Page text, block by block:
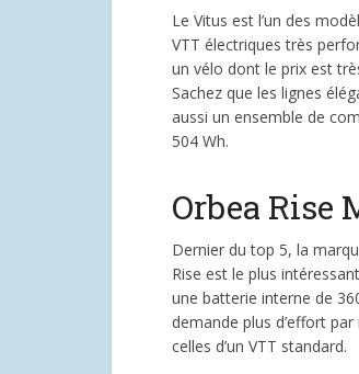
Le Vitus est l’un des
VTT électriques très
un vélo dont le prix est
Sachez que les lignes
aussi un ensemble de
504 Wh.
Orbea Rise
Dernier du top 5, la
Rise est le plus
une batterie interne de
demande plus d’effort
celles d’un VTT standard.